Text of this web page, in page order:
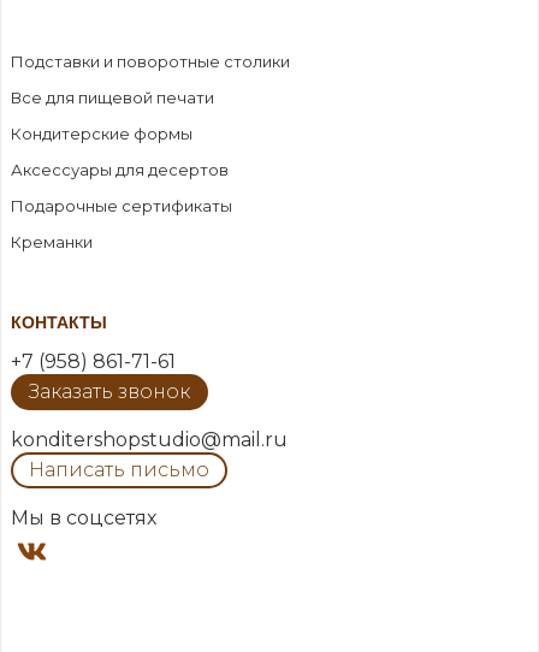
Подставки и поворотные столики
Все для пищевой печати
Кондитерские формы
Аксессуары для десертов
Подарочные сертификаты
Креманки
КОНТАКТЫ
+7 (958) 861-71-61
Заказать звонок
konditershopstudio@mail.ru
Написать письмо
Мы в соцсетях